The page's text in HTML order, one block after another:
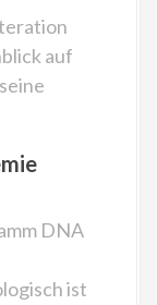
auf
DNA
ist